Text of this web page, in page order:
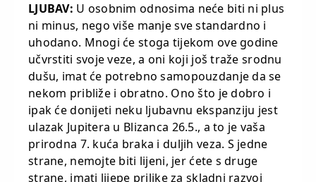
LJUBAV: U osobnim odnosima neće biti ni plus
ni minus, nego više manje sve standardno i
uhodano. Mnogi će stoga tijekom ove godine
učvrstiti svoje veze, a oni koji još traže srodnu
dušu, imat će potrebno samopouzdanje da se
nekom približe i obratno. Ono što je dobro i
ipak će donijeti neku ljubavnu ekspanziju jest
ulazak Jupitera u Blizanca 26.5., a to je vaša
prirodna 7. kuća braka i duljih veza. S jedne
strane, nemojte biti lijeni, jer ćete s druge
strane, imati lijepe prilike za skladni razvoj